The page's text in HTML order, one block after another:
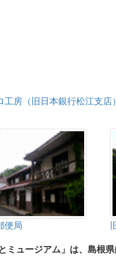
工房（旧日本銀行松江支店
便局
ミュージアム」は、島根